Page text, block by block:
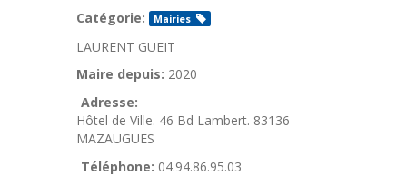
Catégorie: Mairies
LAURENT GUEIT
Maire depuis: 2020
Adresse:
Hôtel de Ville. 46 Bd Lambert. 83136
MAZAUGUES
Téléphone: 04.94.86.95.03